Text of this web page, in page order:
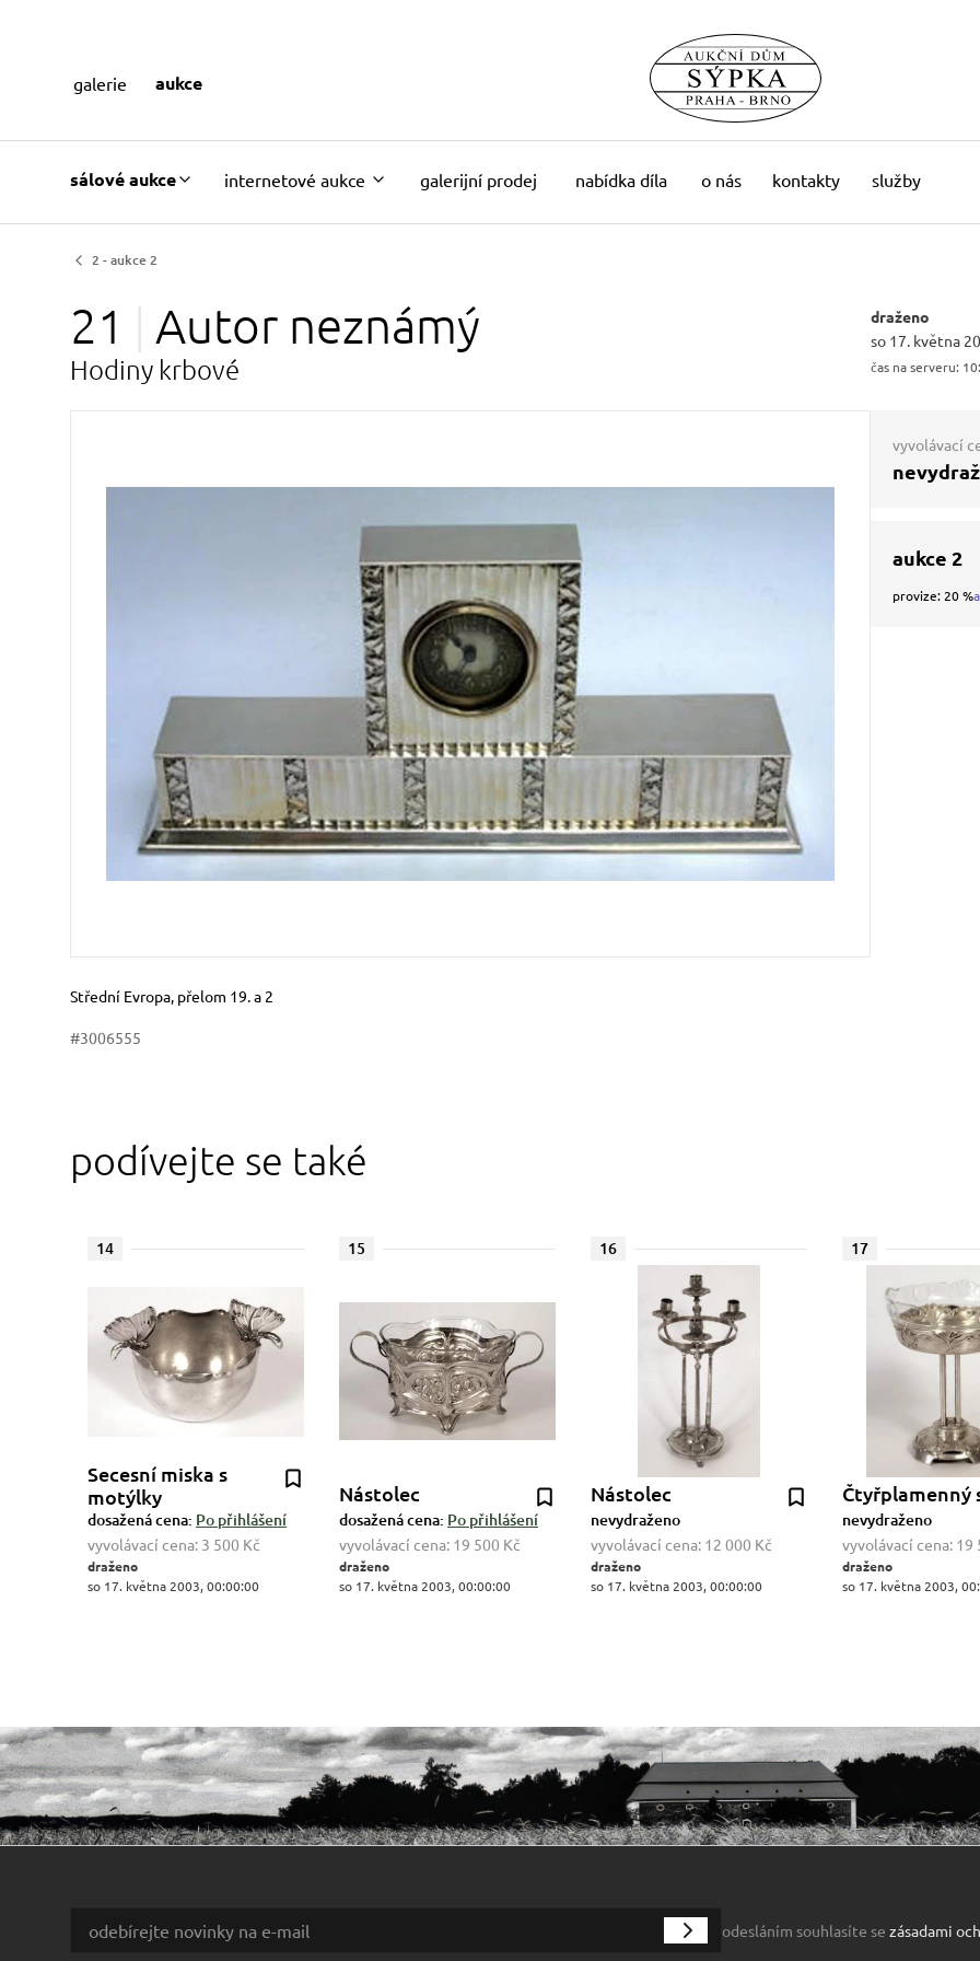
sálové aukce internetové aukce galerijní prodej nabídka díla o nás kontakty služby
galerie aukce
2 - aukce 2
21 Autor neznámý
Hodiny krbové
draženo
so 17. května
čas na serveru:
Rozměry
Stručný popis předmětu
Střední Evropa, přelom 19. a 2
#3006555
vyvolávací
aukce 2
provize: 20 %
podívejte se také
14
Secesní miska s
motýlky
dosažená cena: Po přihlášení
vyvolávací cena: 3 500 Kč
draženo
so 17. května 2003, 00:00:00
15
Nástolec
dosažená cena: Po přihlášení
vyvolávací cena: 19 500 Kč
draženo
so 17. května 2003, 00:00:00
16
Nástolec
nevydraženo
vyvolávací cena: 12 000 Kč
draženo
so 17. května 2003, 00:00:00
17
Čtyřplamenný
nevydraženo
vyvolávací cena: 19
draženo
so 17. května 2003,
odesláním souhlasíte se zásadami